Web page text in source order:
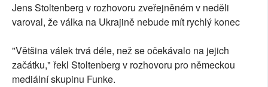
Jens Stoltenberg v rozhovoru zveřejněném v neděli
varoval, že válka na Ukrajině nebude mít rychlý konec
"Většina válek trvá déle, než se očekávalo na jejich
začátku," řekl Stoltenberg v rozhovoru pro německou
mediální skupinu Funke.